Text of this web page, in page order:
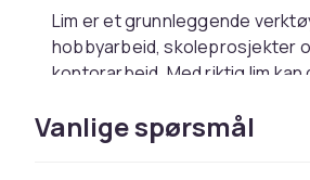
Lim er et grunnleggende
hobbyarbeid, skoleprosjekter
kontorarbeid. Med riktig lim kan
holdbar og pålitelig måte. Hos
et bredt utvalg av hobby og
Vanlige spørsmål